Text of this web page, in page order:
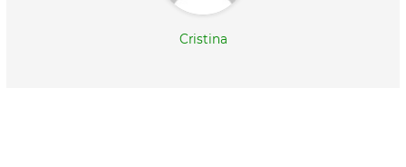
Cristina